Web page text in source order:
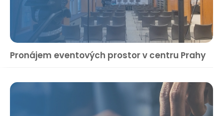
Pronájem eventových prostor v centru Prahy